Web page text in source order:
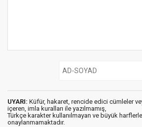
UYARI: Küfür, hakaret, rencide edici cümleler
içeren, imla kuralları ile yazılmamış,
Türkçe karakter kullanılmayan ve büyük
onaylanmamaktadır.